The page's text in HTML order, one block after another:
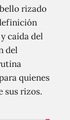
rizado
caída del
del
quienes
sus rizos.